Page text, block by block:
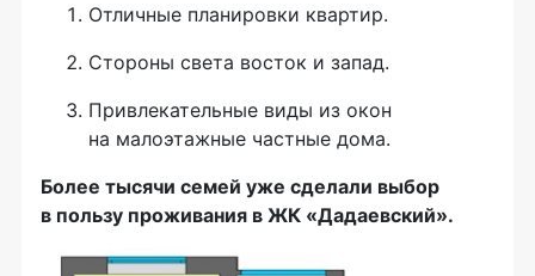
Отличные планировки квартир.
Стороны света восток и запад.
Привлекательные виды из окон
на малоэтажные частные дома.
Более тысячи семей уже сделали выбор
в пользу проживания в ЖК «Дадаевский».